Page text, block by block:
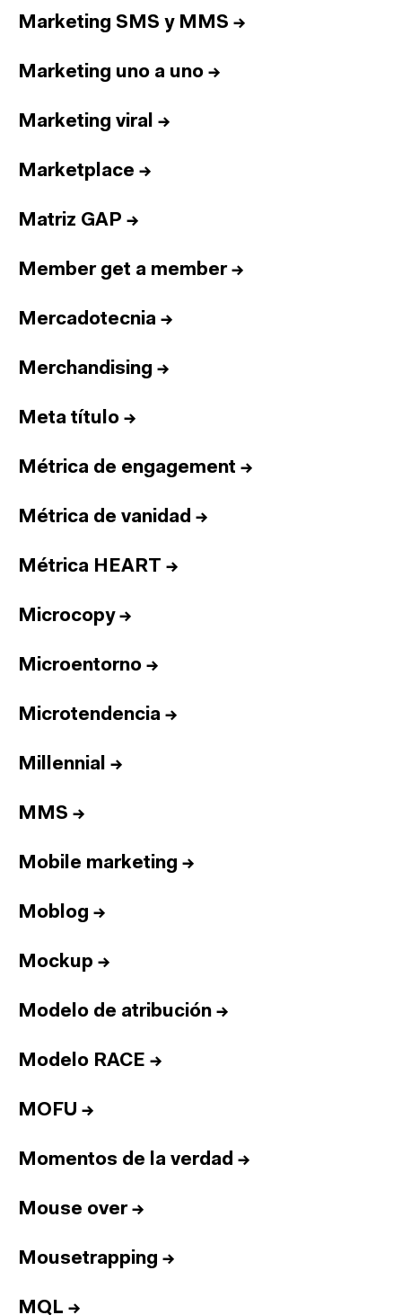
Marketing SMS y MMS →
Marketing uno a uno →
Marketing viral →
Marketplace →
Matriz GAP →
Member get a member→
Mercadotecnia →
Merchandising →
Meta título →
Métrica de engagement →
Métrica de vanidad →
Métrica HEART →
Microcopy→
Microentorno →
Microtendencia →
Millennial →
MMS →
Mobile marketing →
Moblog →
Mockup →
Modelo de atribución →
Modelo RACE →
MOFU →
Momentos de la verdad →
Mouse over→
Mousetrapping →
MQL →
Equipo
Informes
Talento
Premios
English
Instagram1.898Youtube